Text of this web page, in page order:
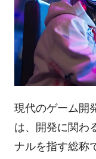
現代のゲーム開
は、開発に関わ
ナルを指す総称